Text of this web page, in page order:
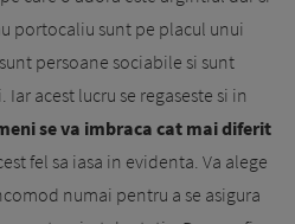
portocaliu sunt pe placul unui
persoane sociabile si sunt
acest lucru se regaseste si in
se va imbraca cat mai diferit
fel sa iasa in evidenta. Va alege
numai pentru a se asigura